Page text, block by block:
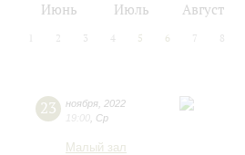
Июнь Июль Август
2 3 4 5 6 7 8
23 ноября 2022
19:00 Ср
Малый зал